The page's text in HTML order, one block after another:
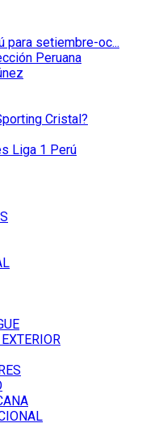
para setiembre-oc...
Peruana
Cristal?
Liga 1 Perú